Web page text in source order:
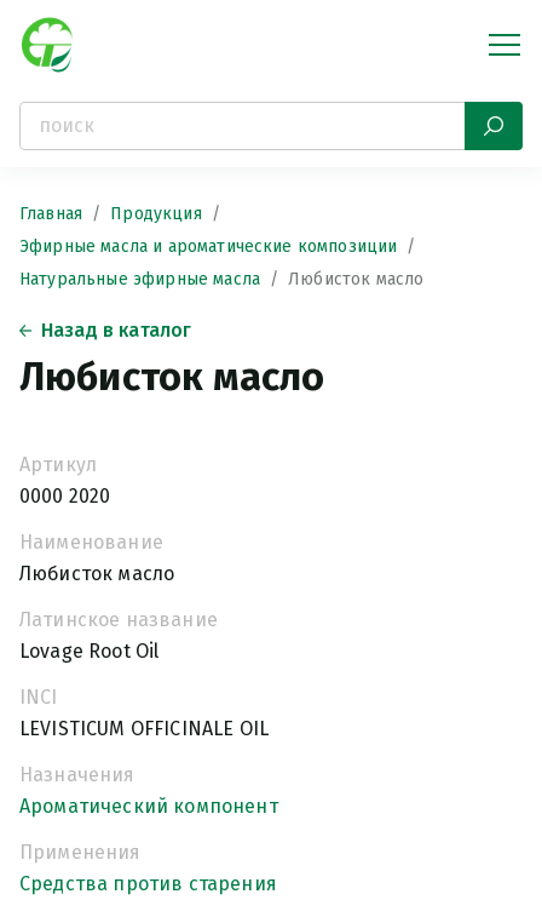
Главная
Продукция
Эфирные масла и ароматические композиции
Натуральные эфирные масла
Любисток масло
Назад в каталог
Любисток масло
Артикул
0000 2020
Наименование
Любисток масло
Латинское название
Lovage Root Oil
INCI
LEVISTICUM OFFICINALE OIL
Назначения
Ароматический компонент
Применения
Средства против старения